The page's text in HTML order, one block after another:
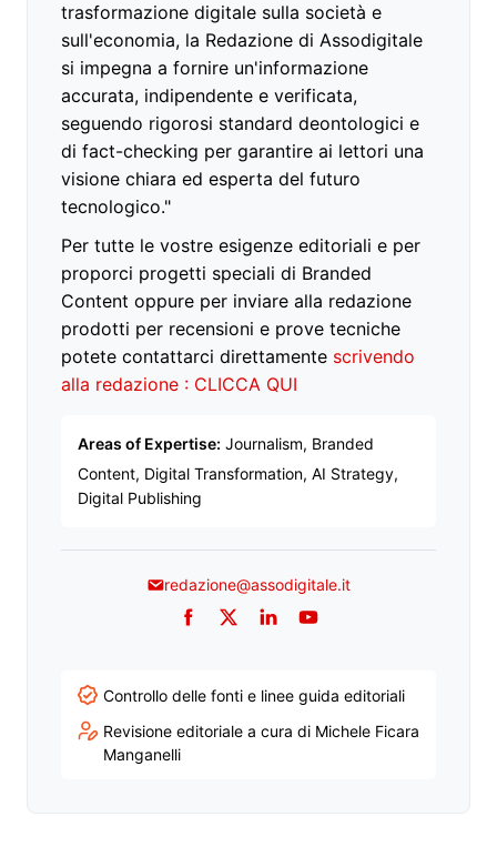
trasformazione digitale sulla società e
sull'economia, la Redazione di Assodigitale
si impegna a fornire un'informazione
accurata, indipendente e verificata,
seguendo rigorosi standard deontologici e
di fact-checking per garantire ai lettori una
visione chiara ed esperta del futuro
tecnologico."
Per tutte le vostre esigenze editoriali e per
proporci progetti speciali di Branded
Content oppure per inviare alla redazione
prodotti per recensioni e prove tecniche
potete contattarci direttamente scrivendo
alla redazione : CLICCA QUI
Areas of Expertise: Journalism, Branded
Content, Digital Transformation, AI Strategy,
Digital Publishing
redazione@assodigitale.it
Facebook
TwitterLinkedInYouTube
Controllo delle fonti e linee guida editoriali
Revisione editoriale a cura di Michele Ficara
Manganelli